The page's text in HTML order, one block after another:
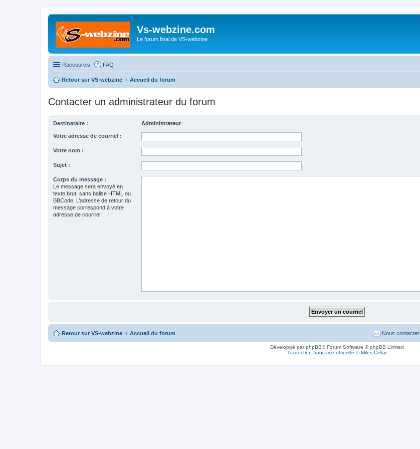
Vs-webzine.com
Le forum final de VS-webzine
Raccourcis FAQ
Retour sur VS-webzine Accueil du forum
Contacter un administrateur du forum
Destinataire : Administrateur
Votre adresse de courriel :
Votre nom :
Sujet :
Corps du message :
Le message sera envoyé en
texte brut, sans balise HTML ou
BBCode. L’adresse de retour du
message correspond à votre
adresse de courriel.
Retour sur VS-webzine Accueil du forum Nous contacter
Développé parphpBB® Forum Software © phpBB Limited
Traduction française officielle ©Miles Cellar